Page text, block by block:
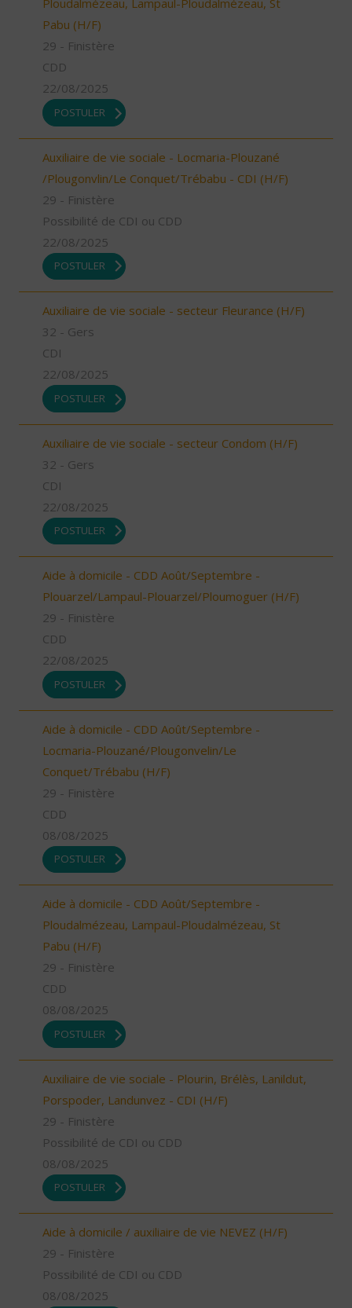
Ploudalmézeau, Lampaul-Ploudalmézeau, St
Pabu (H/F)
29 - Finistère
CDD
22/08/2025
POSTULER
Auxiliaire de vie sociale - Locmaria-Plouzané
/Plougonvlin/Le Conquet/Trébabu - CDI (H/F)
29 - Finistère
Possibilité de CDI ou CDD
22/08/2025
POSTULER
Auxiliaire de vie sociale - secteur Fleurance (H/F)
32 - Gers
CDI
22/08/2025
POSTULER
Auxiliaire de vie sociale - secteur Condom (H/F)
32 - Gers
CDI
22/08/2025
POSTULER
Aide à domicile - CDD Août/Septembre -
Plouarzel/Lampaul-Plouarzel/Ploumoguer (H/F)
29 - Finistère
CDD
22/08/2025
POSTULER
Aide à domicile - CDD Août/Septembre -
Locmaria-Plouzané/Plougonvelin/Le
Conquet/Trébabu (H/F)
29 - Finistère
CDD
08/08/2025
POSTULER
Aide à domicile - CDD Août/Septembre -
Ploudalmézeau, Lampaul-Ploudalmézeau, St
Pabu (H/F)
29 - Finistère
CDD
08/08/2025
POSTULER
Auxiliaire de vie sociale - Plourin, Brélès, Lanildut,
Porspoder, Landunvez - CDI (H/F)
29 - Finistère
Possibilité de CDI ou CDD
08/08/2025
POSTULER
Aide à domicile / auxiliaire de vie NEVEZ (H/F)
29 - Finistère
Possibilité de CDI ou CDD
08/08/2025